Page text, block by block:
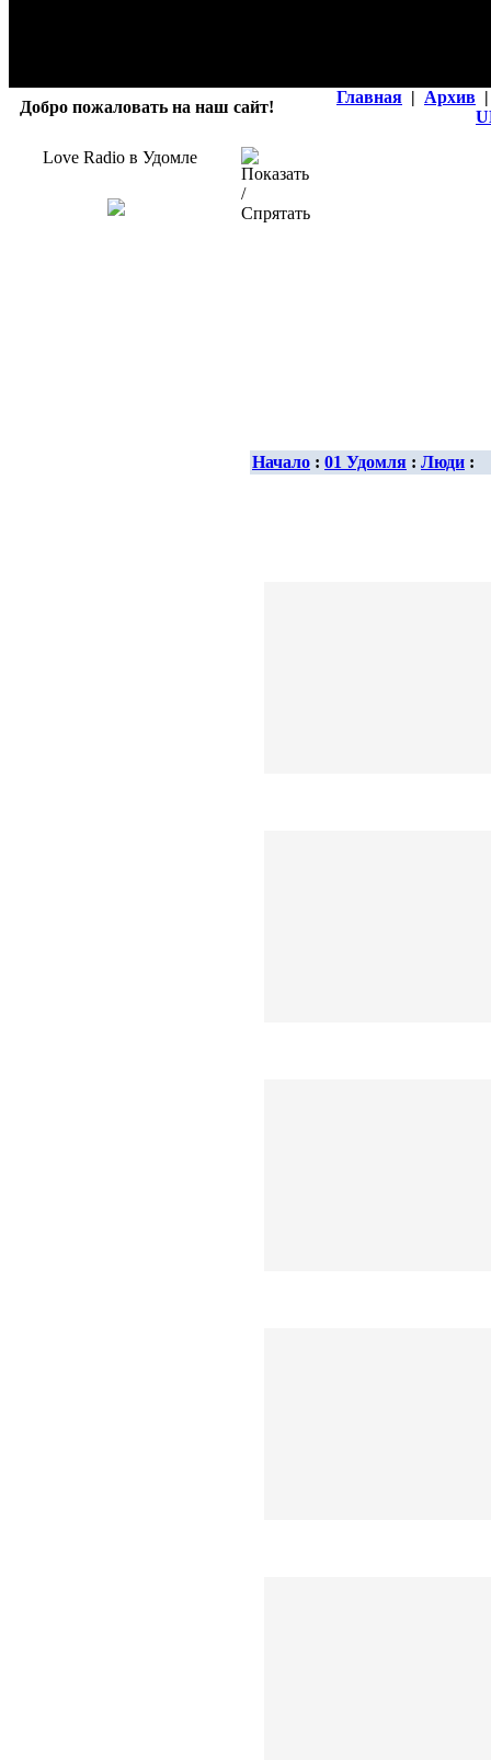
Добро пожаловать на наш сайт!
Главная | Архив |
Love Radio в Удомле
Начало : 01 Удомля : Люди :